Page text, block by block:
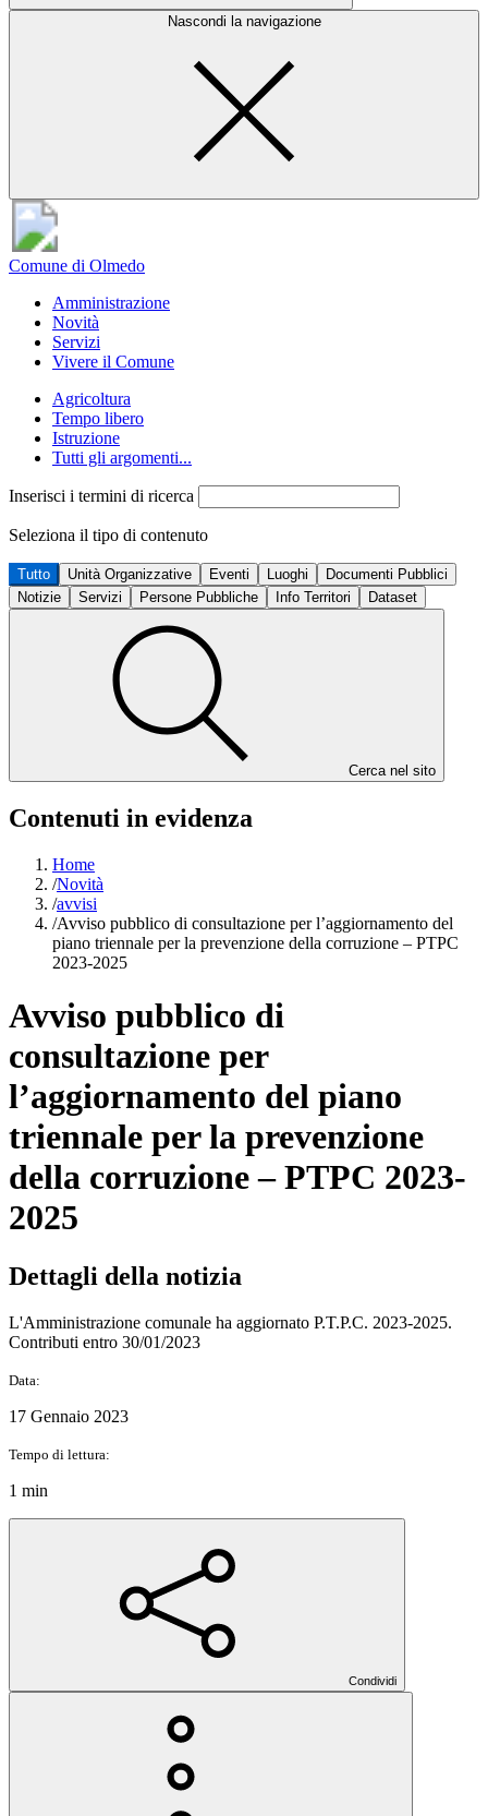
Nascondi la navigazione
Comune di Olmedo
Amministrazione
Novità
Servizi
Vivere il Comune
Agricoltura
Tempo libero
Istruzione
Tutti gli argomenti...
Inserisci i termini di ricerca
Seleziona il tipo di contenuto
Tutto Unità Organizzative Eventi Luoghi
Documenti Pubblici
Notizie
Servizi Persone Pubbliche Info Territori Dataset
Cerca nel sito
Contenuti in evidenza
Home
/Novità
/avvisi
/Avviso pubblico di consultazione per l’aggiornamento del
piano triennale per la prevenzione della corruzione – PTPC
2023-2025
Avviso pubblico di
consultazione per
l’aggiornamento del piano
triennale per la prevenzione
della corruzione – PTPC 2023-
2025
Dettagli della notizia
L'Amministrazione comunale ha aggiornato P.T.P.C. 2023-2025.
Contributi entro 30/01/2023
Data:
17 Gennaio 2023
Tempo di lettura:
1 min
Condividi